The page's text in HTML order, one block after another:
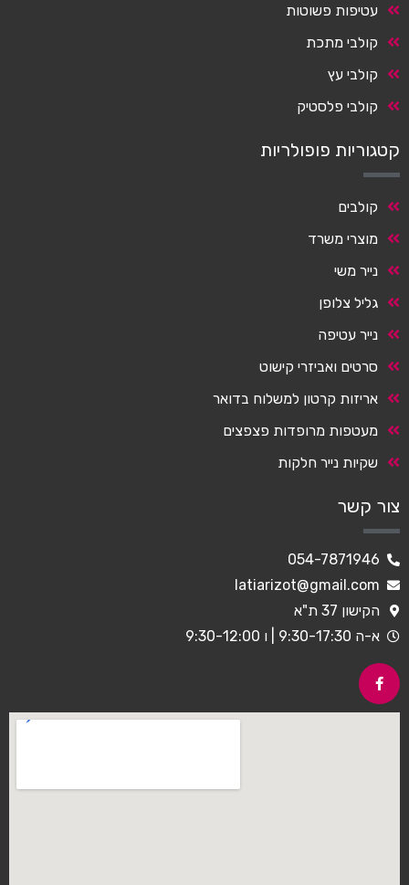
עטיפות פשוטות
קולבי מתכת
קולבי עץ
קולבי פלסטיק
קטגוריות פופולריות
קולבים
מוצרי משרד
נייר משי
גליל צלופן
נייר עטיפה
סרטים ואביזרי קישוט
אריזות קרטון למשלוח בדואר
מעטפות מרופדות פצפצים
שקיות נייר חלקות
צור קשר
054-7871946
latiarizot@gmail.com
הקישון 37 ת"א
א-ה 9:30-17:30 | ו 9:30-12:00